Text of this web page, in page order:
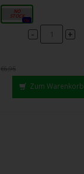
18mg
0x
- +
€6,95
Zum Warenkorb